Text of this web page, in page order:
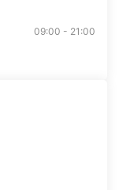
09:00 - 21:00